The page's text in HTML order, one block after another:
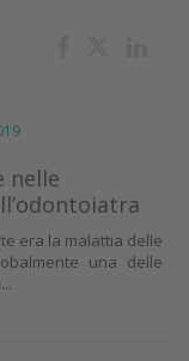
nelle
era la malattia delle
una delle